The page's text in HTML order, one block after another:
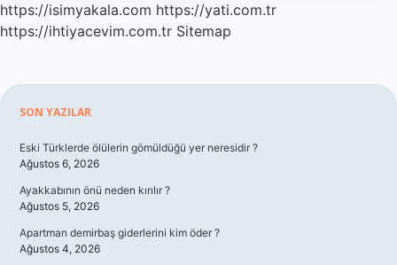
https://isimyakala.com https://yati.com.tr
https://ihtiyacevim.com.tr Sitemap
Sidebar
SON YAZILAR
Eski Türklerde ölülerin gömüldüğü yer neresidir ?
Ağustos 6, 2026
Ayakkabının önü neden kırılır ?
Ağustos 5, 2026
Apartman demirbaş giderlerini kim öder ?
Ağustos 4, 2026